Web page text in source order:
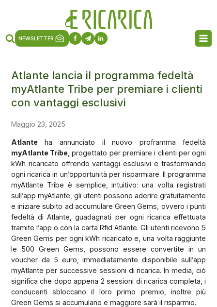
NEWSLETTER
Atlante lancia il programma fedeltà
myAtlante Tribe per premiare i clienti
con vantaggi esclusivi
Maggio 23, 2025
Atlante ha annunciato il nuovo proframma fedeltà
myAtlante Tribe , progettato per premiare i clienti per ogni
kWh ricaricato offrendo vantaggi esclusivi e trasformando
ogni ricarica in un’opportunità per risparmiare. Il programma
myAtlante Tribe è semplice, intuitivo: una volta registrati
sull’app myAtlante, gli utenti possono aderire gratuitamente
e iniziare subito ad accumulare Green Gems, ovvero i punti
fedeltà di Atlante, guadagnati per ogni ricarica effettuata
tramite l’app o con la carta Rfid Atlante. Gli utenti ricevono 5
Green Gems per ogni kWh ricaricato e, una volta raggiunte
le 500 Green Gems, possono essere convertite in un
voucher da 5 euro, immediatamente disponibile sull’app
myAtlante per successive sessioni di ricarica. In media, ciò
significa che dopo appena 2 sessioni di ricarica completa, i
conducenti sbloccano il loro primo premio, inoltre più
Green Gems si accumulano e maggiore sarà il risparmio.